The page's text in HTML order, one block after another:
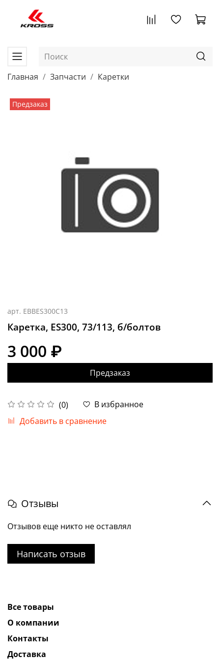
Главная Запчасти Каретки
Предзаказ
арт. EBBES300C13
Каретка, ES300, 73/113, б/болтов
(0)
В избранное
Добавить в сравнение
3 000 ₽
Предзаказ
Отзывы
Отзывов еще никто не оставлял
Написать отзыв
Все товары
О компании
Контакты
Доставка